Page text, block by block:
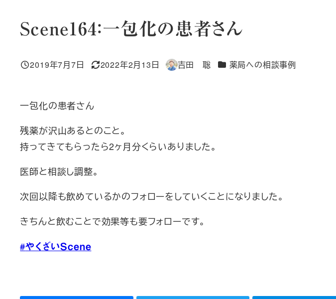
Scene164：一包化の患者さん
投稿日
2019年7月7日
更新日
2022年2月13日
著
吉田 聡 カテゴリー
薬局への相談事例
一包化の患者さん
残薬が沢山あるとのこと。
持ってきてもらったら2ヶ月分くらいありました。
医師と相談し調整。
次回以降も飲めているかのフォローをしていくことになりました。
きちんと飲むことで効果等も要フォローです。
#やくざいScene